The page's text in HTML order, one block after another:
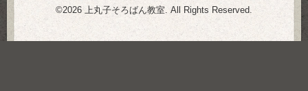
©2026 上丸子そろばん教室. All Rights Reserved.